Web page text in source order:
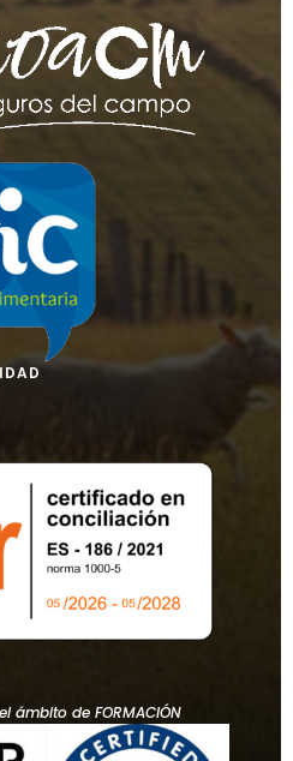
ámbito de FORMACIÓN